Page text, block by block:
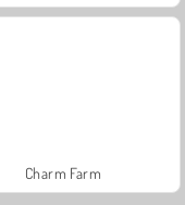
Charm Farm